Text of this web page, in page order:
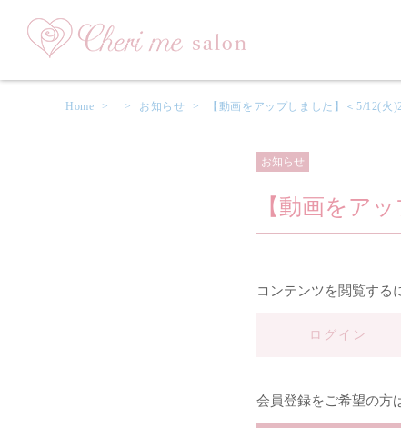
Home > > お知らせ > 【動画をアップしました】＜5/12(火
お知らせ
【動画をア
コンテンツを閲覧する
ログイン
会員登録をご希望の方